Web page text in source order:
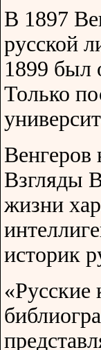
В 1897
русской
1899 был
Только
Венгеров
Взгляды
жизни
историк